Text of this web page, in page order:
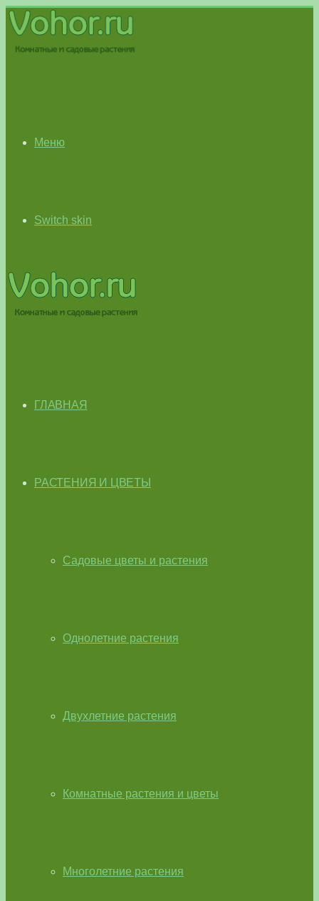
Меню
Switch skin
ГЛАВНАЯ
РАСТЕНИЯ И ЦВЕТЫ
Садовые цветы и растения
Однолетние растения
Двухлетние растения
Комнатные растения и цветы
Многолетние растения